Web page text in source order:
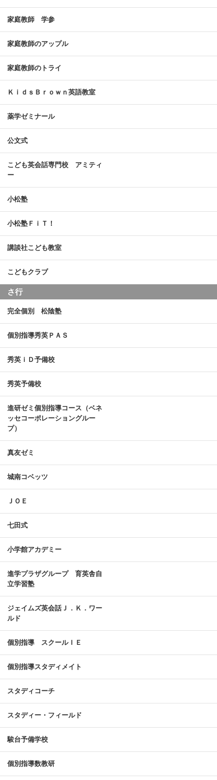
家庭教師 学参
家庭教師のアップル
家庭教師のトライ
ＫｉｄｓＢｒｏｗｎ英語教室
薬学ゼミナール
公文式
こども英会話専門校 アミティ
ー
小松塾
小松塾ＦｉＴ！
講談社こども教室
こどもクラブ
さ行
完全個別 松陰塾
個別指導秀英ＰＡＳ
秀英ｉＤ予備校
秀英予備校
進研ゼミ個別指導コース（ベネ
ッセコーポレーショングルー
プ）
真友ゼミ
城南コベッツ
ＪＯＥ
七田式
小学館アカデミー
進学プラザグループ 育英舎自
立学習塾
ジェイムズ英会話Ｊ．Ｋ．ワー
ルド
個別指導 スクールＩＥ
個別指導スタディメイト
スタディコーチ
スタディー・フィールド
駿台予備学校
個別指導数教研